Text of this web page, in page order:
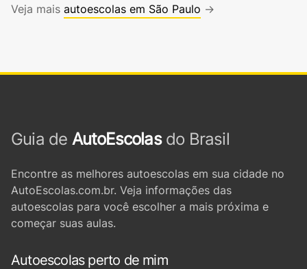
Veja mais autoescolas em São Paulo →
Guia de AutoEscolasdo Brasil
Encontre as melhores autoescolas em sua cidade no
AutoEscolas.com.br. Veja informações das
autoescolas para você escolher a mais próxima e
começar suas aulas.
Autoescolas perto de mim